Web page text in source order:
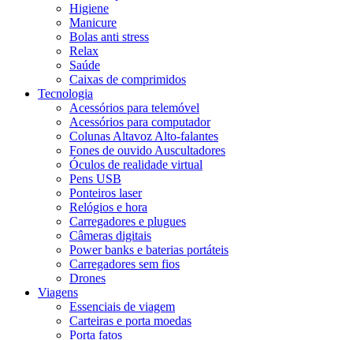
Higiene
Manicure
Bolas anti stress
Relax
Saúde
Caixas de comprimidos
Tecnologia
Acessórios para telemóvel
Acessórios para computador
Colunas Altavoz Alto-falantes
Fones de ouvido Auscultadores
Óculos de realidade virtual
Pens USB
Ponteiros laser
Relógios e hora
Carregadores e plugues
Câmeras digitais
Power banks e baterias portáteis
Carregadores sem fios
Drones
Viagens
Essenciais de viagem
Carteiras e porta moedas
Porta fatos